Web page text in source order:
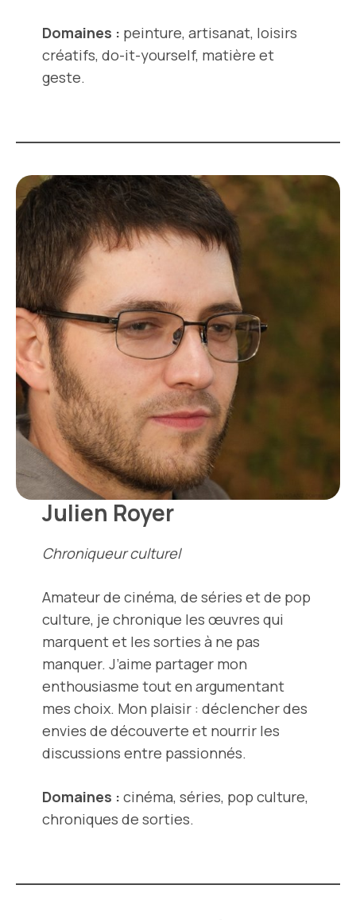
Domaines : peinture, artisanat, loisirs
créatifs, do-it-yourself, matière et
geste.
Julien Royer
Chroniqueur culturel
Amateur de cinéma, de séries et de pop
culture, je chronique les œuvres qui
marquent et les sorties à ne pas
manquer. J’aime partager mon
enthousiasme tout en argumentant
mes choix. Mon plaisir : déclencher des
envies de découverte et nourrir les
discussions entre passionnés.
Domaines : cinéma, séries, pop culture,
chroniques de sorties.